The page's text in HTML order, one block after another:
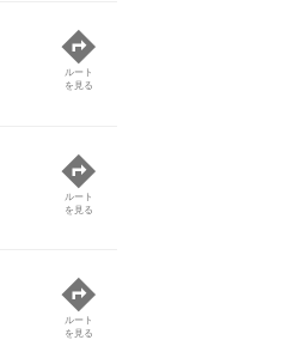
ルート
を見る
ルート
を見る
ルート
を見る